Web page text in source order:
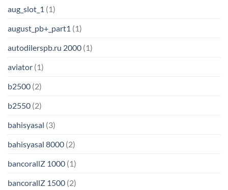
aug_slot_1 (1)
august_pb+_part1 (1)
autodilerspb.ru 2000 (1)
aviator (1)
b2500 (2)
b2550 (2)
bahisyasal (3)
bahisyasal 8000 (2)
bancorallZ 1000 (1)
bancorallZ 1500 (2)